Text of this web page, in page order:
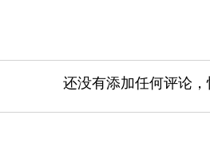
还没有添加任何评论